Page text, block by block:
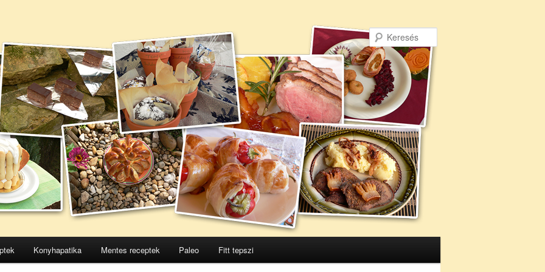
Konyhapatika Mentes receptek Paleo Fitt tepszi